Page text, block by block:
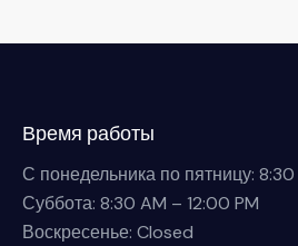
Время работы
С понедельника по пятницу:
Суббота: 8:30 AM – 12:00 PM
Воскресенье: Closed